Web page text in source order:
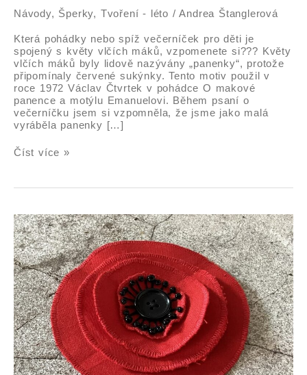
Návody, Šperky, Tvoření - léto /Andrea Štanglerová
Která pohádky nebo spíž večerníček pro děti je
spojený s květy vlčích máků, vzpomenete si??? Květy
vlčích máků byly lidově nazývány „panenky“, protože
připomínaly červené sukýnky. Tento motiv použil v
roce 1972 Václav Čtvrtek v pohádce O makové
panence a motýlu Emanuelovi. Během psaní o
večerníčku jsem si vzpomněla, že jsme jako malá
vyráběla panenky […]
Číst více »
Vlčí
mák
z
bavlněného
plátna
–
návod